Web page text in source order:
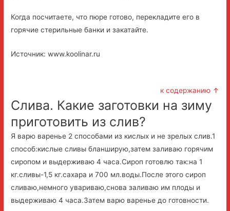
Когда посчитаете, что пюре готово, перекладите его в
горячие стерильные банки и закатайте.
Источник: www.koolinar.ru
к содержанию ↑
Слива. Какие заготовки на зиму
приготовить из слив?
Я варю варенье 2 способами из кислых и не зрелых слив.1
способ:кислые сливы бланширую,затем заливаю горячим
сиропом и выдерживаю 4 часа.Сироп готовлю так:на 1
кг.сливы-1,5 кг.сахара и 700 мл.воды.После этого сироп
сливаю,немного увариваю,снова заливаю им плоды и
выдерживаю 4 часа.Затем варю варенье до готовности.